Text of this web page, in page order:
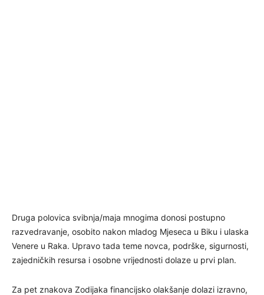
Druga polovica svibnja/maja mnogima donosi postupno
razvedravanje, osobito nakon mladog Mjeseca u Biku i ulaska
Venere u Raka. Upravo tada teme novca, podrške, sigurnosti,
zajedničkih resursa i osobne vrijednosti dolaze u prvi plan.
Za pet znakova Zodijaka financijsko olakšanje dolazi izravno,